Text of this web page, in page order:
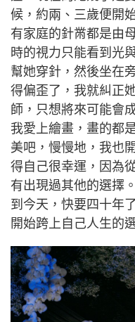
候，約兩、三歲便開
有家庭的針黹都是由
時的視力只能看到光
幫她穿針，然後坐在
得偏歪了，我就糾正
師，只想將來可能會
我愛上繪畫，畫的都
美吧，慢慢地，我也
得自己很幸運，因為
有出現過其他的選擇
到今天，快要四十年
開始跨上自己人生的